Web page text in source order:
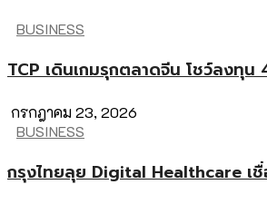
BUSINESS
TCP เดินเกมรุกตลาดจีน โชว์ลงทุน
กรกฎาคม 23, 2026
BUSINESS
กรุงไทยลุย Digital Healthcare เ